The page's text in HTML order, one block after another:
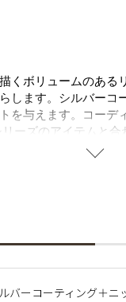
くボリュームのある
します。シルバー
を与えます。コー
ーズのアイテムと合
さしく金属アレルギ
バーコーティング＋ニ